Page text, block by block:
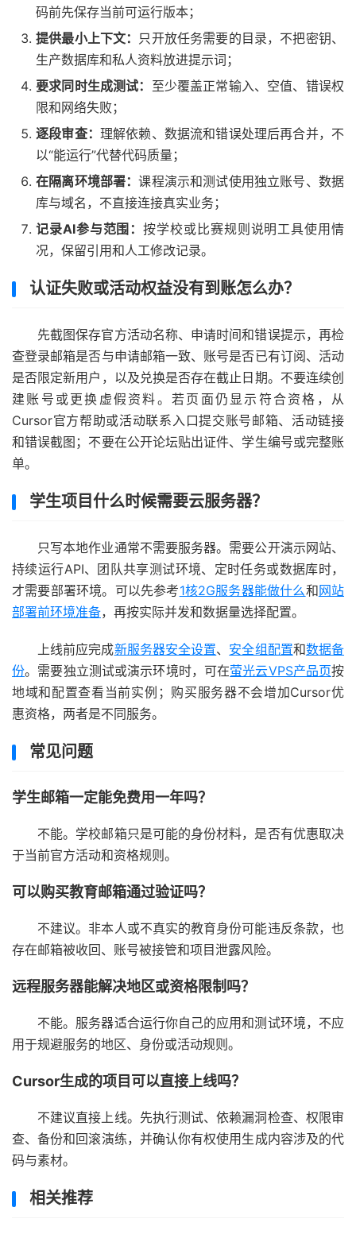
码前先保存当前可运行版本；
提供最小上下文： 只开放任务需要的目录，不把密钥、
生产数据库和私人资料放进提示词；
要求同时生成测试： 至少覆盖正常输入、空值、错误权
限和网络失败；
逐段审查： 理解依赖、数据流和错误处理后再合并，不
以“能运行”代替代码质量；
在隔离环境部署：课程演示和测试使用独立账号、数据
库与域名，不直接连接真实业务；
记录AI参与范围：按学校或比赛规则说明工具使用情
况，保留引用和人工修改记录。
认证失败或活动权益没有到账怎么办？
先截图保存官方活动名称、申请时间和错误提示，再检
查登录邮箱是否与申请邮箱一致、账号是否已有订阅、活动
是否限定新用户，以及兑换是否存在截止日期。不要连续创
建账号或更换虚假资料。若页面仍显示符合资格，从
Cursor官方帮助或活动联系入口提交账号邮箱、活动链接
和错误截图；不要在公开论坛贴出证件、学生编号或完整账
单。
学生项目什么时候需要云服务器？
只写本地作业通常不需要服务器。需要公开演示网站、
持续运行API、团队共享测试环境、定时任务或数据库时，
才需要部署环境。可以先参考1核2G服务器能做什么和网站
部署前环境准备，再按实际并发和数据量选择配置。
上线前应完成新服务器安全设置、 安全组配置和数据备
份。需要独立测试或演示环境时，可在萤光云VPS产品页按
地域和配置查看当前实例；购买服务器不会增加Cursor优
惠资格，两者是不同服务。
常见问题
学生邮箱一定能免费用一年吗？
不能。学校邮箱只是可能的身份材料，是否有优惠取决
于当前官方活动和资格规则。
可以购买教育邮箱通过验证吗？
不建议。非本人或不真实的教育身份可能违反条款，也
存在邮箱被收回、账号被接管和项目泄露风险。
远程服务器能解决地区或资格限制吗？
不能。服务器适合运行你自己的应用和测试环境，不应
用于规避服务的地区、身份或活动规则。
Cursor生成的项目可以直接上线吗？
不建议直接上线。先执行测试、依赖漏洞检查、权限审
查、备份和回滚演练，并确认你有权使用生成内容涉及的代
码与素材。
相关推荐